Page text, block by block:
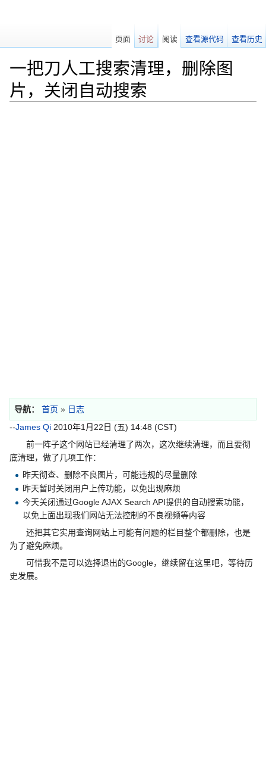
一把刀人工搜索清理，删除图
片，关闭自动搜索
导航： 首页 » 日志
--James Qi 2010年1月22日 (五) 14:48 (CST)
前一阵子这个网站已经清理了两次，这次继续清理，而且要彻
底清理，做了几项工作：
昨天彻查、删除不良图片，可能违规的尽量删除
昨天暂时关闭用户上传功能，以免出现麻烦
今天关闭通过Google AJAX Search API提供的自动搜索功能，
以免上面出现我们网站无法控制的不良视频等内容
还把其它实用查询网站上可能有问题的栏目整个都删除，也是
为了避免麻烦。
可惜我不是可以选择退出的Google，继续留在这里吧，等待历
史发展。
页面 讨论 阅读 查看源代码 查看历史